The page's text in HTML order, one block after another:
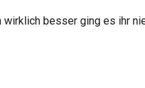
besser ging es ihr